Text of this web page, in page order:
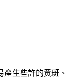
生些許的黃斑、